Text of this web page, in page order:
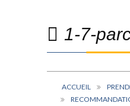
1-7-
ACCUEIL